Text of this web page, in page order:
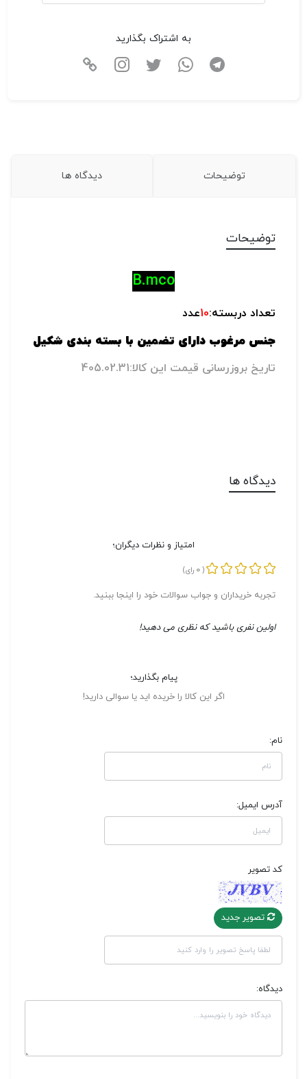
به اشتراک بگذارید
توضیحات دیدگاه ها
توضیحات
B.mco
تعداد دربسته:10عدد
جنس مرغوب دارای تضمین با بسته بندی شکیل
تاریخ بروزرسانی قیمت این کالا:405.02.31
دیدگاه ها
امتیاز و نظرات دیگران؛
(
0 رای)
تجربه خریداران و جواب سوالات خود را اینجا ببنید.
اولین نفری باشید که نظری می دهید!
پیام بگذارید؛
اگر این کالا را خریده اید یا سوالی دارید!
نام:
آدرس ایمیل:
کد تصویر
تصویر جدید
دیدگاه: